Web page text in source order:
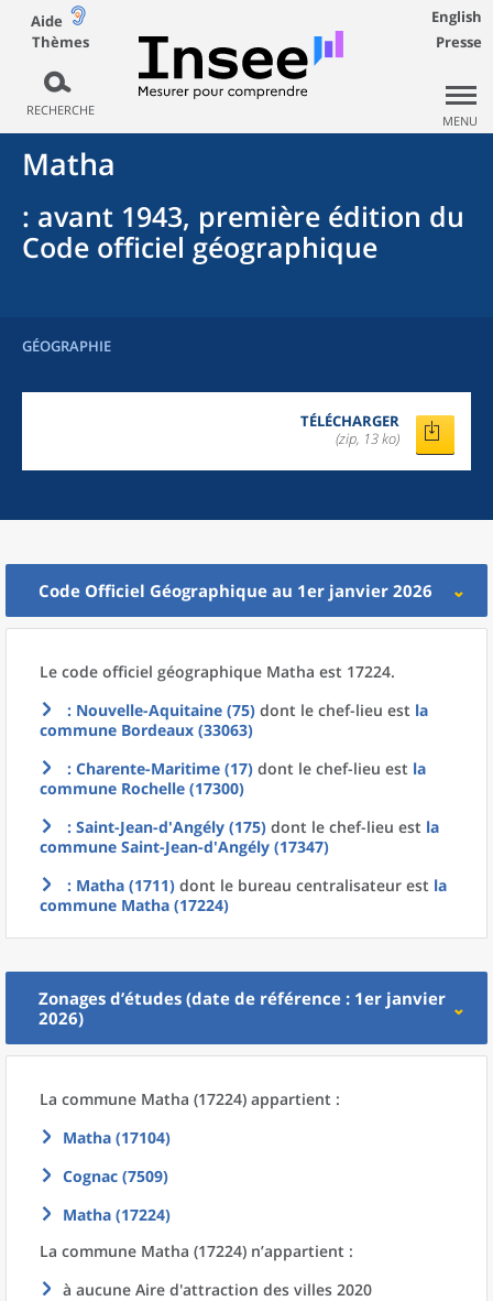
Aide
Thèmes
RECHERCHE
English
Presse
MENU
Matha
: avant 1943, première édition du
Code officiel géographique
GÉOGRAPHIE
TÉLÉCHARGER
(zip, 13 ko)
Code Officiel Géographique au 1er janvier 2026
Le code officiel géographique Matha est 17224.
: Nouvelle-Aquitaine (75) dont le chef-lieu est la
commune Bordeaux (33063)
: Charente-Maritime (17) dont le chef-lieu est la
commune Rochelle (17300)
: Saint-Jean-d'Angély (175) dont le chef-lieu est la
commune Saint-Jean-d'Angély (17347)
: Matha (1711) dont le bureau centralisateur est la
commune Matha (17224)
Zonages d’études (date de référence : 1er janvier
2026)
La commune Matha (17224) appartient :
Matha (17104)
Cognac (7509)
Matha (17224)
La commune Matha (17224) n’appartient :
à aucune Aire d'attraction des villes 2020